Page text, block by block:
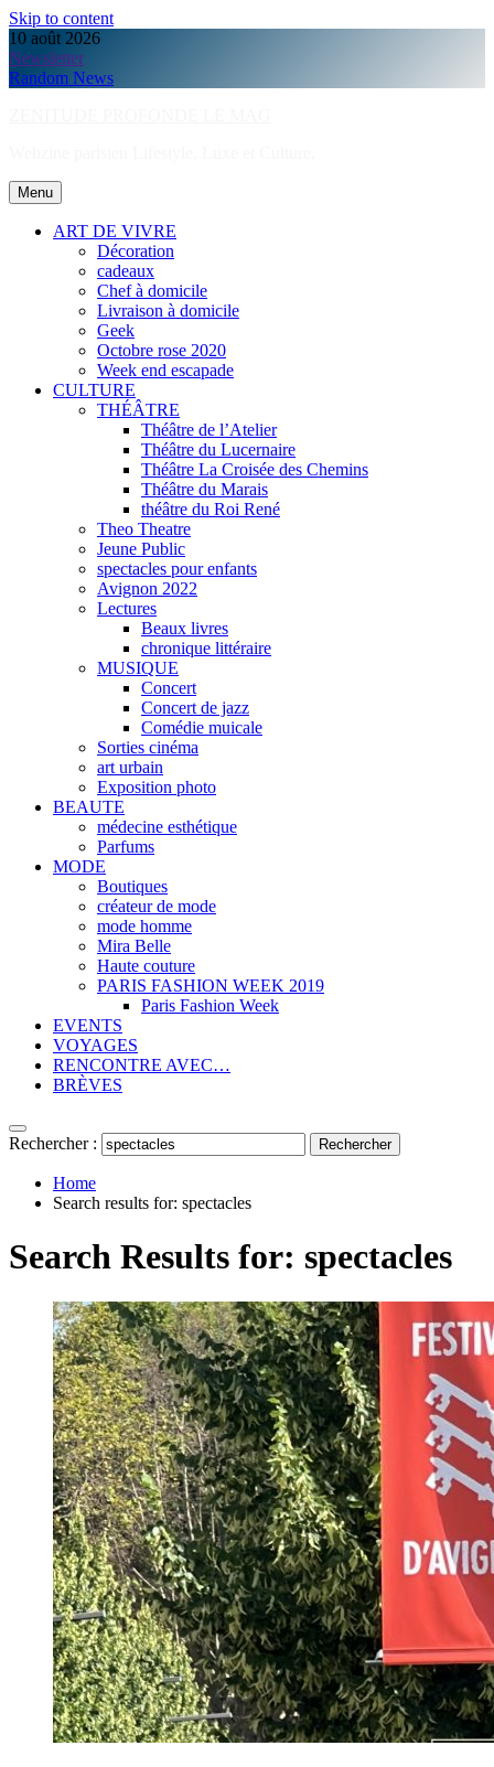
Skip to content
10 août 2026
Newsletter
Random News
Menu
ART DE VIVRE
Décoration
cadeaux
Chef à domicile
Livraison à domicile
Geek
Octobre rose 2020
Week end escapade
CULTURE
THÉÂTRE
Théâtre de l’Atelier
Théâtre du Lucernaire
Théâtre La Croisée des Chemins
Théâtre du Marais
théâtre du Roi René
Theo Theatre
Jeune Public
spectacles pour enfants
Avignon 2022
Lectures
Beaux livres
chronique littéraire
MUSIQUE
Concert
Concert de jazz
Comédie muicale
Sorties cinéma
art urbain
Exposition photo
BEAUTE
médecine esthétique
Parfums
MODE
Boutiques
créateur de mode
mode homme
Mira Belle
Haute couture
PARIS FASHION WEEK 2019
Paris Fashion Week
EVENTS
VOYAGES
RENCONTRE AVEC…
BRÈVES
Rechercher :
Home
Search results for: spectacles
Search Results for: spectacles